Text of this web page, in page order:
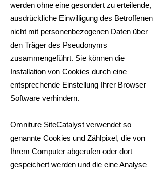
werden ohne eine gesondert zu erteilende,
ausdrückliche Einwilligung des Betroffenen
nicht mit personenbezogenen Daten über
den Träger des Pseudonyms
zusammengeführt. Sie können die
Installation von Cookies durch eine
entsprechende Einstellung Ihrer Browser
Software verhindern.
Omniture SiteCatalyst verwendet so
genannte Cookies und Zählpixel, die von
Ihrem Computer abgerufen oder dort
gespeichert werden und die eine Analyse